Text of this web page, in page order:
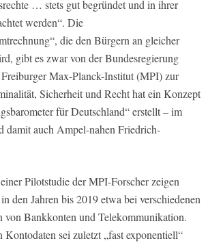
… stets gut begründet und in ihrer
werden“. Die
die den Bürgern an gleicher
gibt es zwar von der Bundesregierung
Max-Planck-Institut (MPI) zur
Sicherheit und Recht hat ein Konzept
für Deutschland“ erstellt – im
damit auch Ampel-nahen Friedrich-
Pilotstudie der MPI-Forscher zeigen
den Jahren bis 2019 etwa bei verschiedenen
von Bankkonten und Telekommunikation.
sei zuletzt „fast exponentiell“